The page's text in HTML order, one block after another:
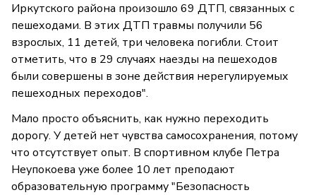
Иркутского района произошло 69 ДТП, связанных с
пешеходами. В этих ДТП травмы получили 56
взрослых, 11 детей, три человека погибли. Стоит
отметить, что в 29 случаях наезды на пешеходов
были совершены в зоне действия нерегулируемых
пешеходных переходов".
Мало просто объяснить, как нужно переходить
дорогу. У детей нет чувства самосохранения, потому
что отсутствует опыт. В спортивном клубе Петра
Неупокоева уже более 10 лет преподают
образовательную программу "Безопасность